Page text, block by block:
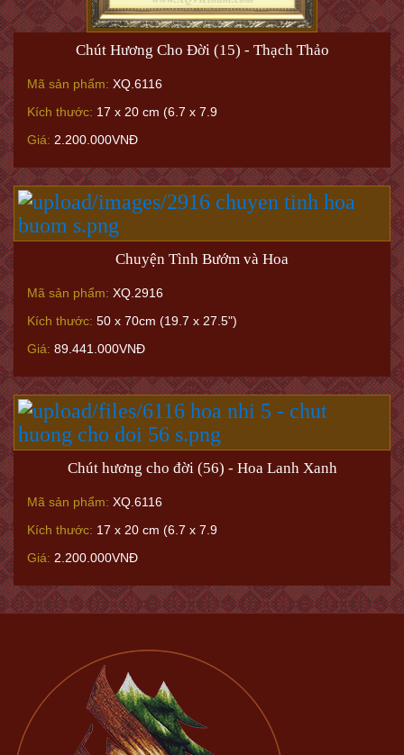
Chút Hương Cho Đời (15) - Thạch Thảo
Mã sản phẩm: XQ.6116
Kích thước: 17 x 20 cm (6.7 x 7.9
Giá: 2.200.000VNĐ
Chuyện Tình Bướm và Hoa
Mã sản phẩm: XQ.2916
Kích thước: 50 x 70cm (19.7 x 27.5")
Giá: 89.441.000VNĐ
Chút hương cho đời (56) - Hoa Lanh Xanh
Mã sản phẩm: XQ.6116
Kích thước: 17 x 20 cm (6.7 x 7.9
Giá: 2.200.000VNĐ